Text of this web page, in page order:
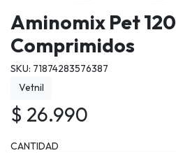
Aminomix Pet 120
Comprimidos
SKU: 71874283576387
Vetnil
$ 26.990
CANTIDAD